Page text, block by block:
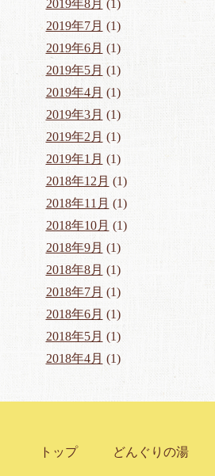
2019年8月 (1)
2019年7月 (1)
2019年6月 (1)
2019年5月 (1)
2019年4月 (1)
2019年3月 (1)
2019年2月 (1)
2019年1月 (1)
2018年12月 (1)
2018年11月 (1)
2018年10月 (1)
2018年9月 (1)
2018年8月 (1)
2018年7月 (1)
2018年6月 (1)
2018年5月 (1)
2018年4月 (1)
トップ どんぐりの湯